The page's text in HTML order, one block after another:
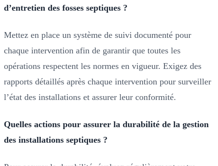
d’entretien des fosses septiques ?
Mettez en place un système de suivi documenté pour
chaque intervention afin de garantir que toutes les
opérations respectent les normes en vigueur. Exigez des
rapports détaillés après chaque intervention pour surveiller
l’état des installations et assurer leur conformité.
Quelles actions pour assurer la durabilité de la gestion
des installations septiques ?